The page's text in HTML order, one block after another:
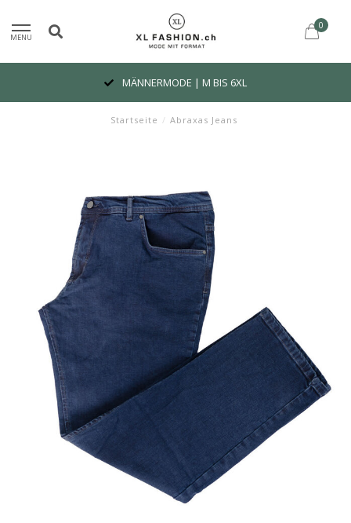
MENU
0
MÄNNERMODE | M BIS 6XL
Startseite / Abraxas Jeans